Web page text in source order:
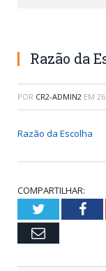
Razão da
POR CR2-ADMIN2 EM
Razão da Escolha
COMPARTILHAR:
Twitter
Email